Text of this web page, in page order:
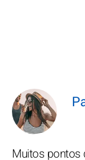
Muitos pontos